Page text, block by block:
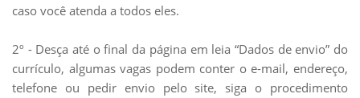
caso você atenda a todos eles.
2º - Desça até o final da página em leia “Dados de envio” do
currículo, algumas vagas podem conter o e-mail, endereço,
telefone ou pedir envio pelo site, siga o procedimento